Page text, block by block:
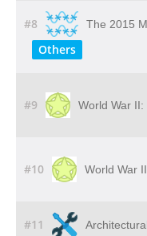
#8 The 2015
Others
#9 World War II:
#10 World War
#11